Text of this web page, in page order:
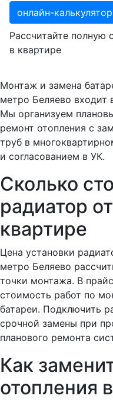
онлайн-калькулятор
Рассчитайте полную
в квартире
Монтаж и замена
метро Беляево входит
Мы организуем
ремонт отопления с
труб в
и согласованием в УК.
Сколько
радиатор
квартире
Цена установки
метро Беляево
точки монтажа. В
стоимость работ по
батареи. Подключить
срочной замены при
планового ремонта
Как
отопления